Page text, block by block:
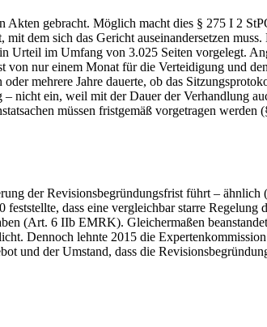
gebracht. Möglich macht dies § 275 I 2
dem sich das Gericht auseinandersetzen
Urteil im Umfang von 3.025 Seiten vorgelegt.
nur einem Monat für die Verteidigung und
mehrere Jahre dauerte, ob das
nicht ein, weil mit der Dauer der Verhandlung
müssen fristgemäß vorgetragen
der Revisionsbegründungsfrist führt –
dass eine vergleichbar starre
(Art. 6 IIb EMRK). Gleichermaßen
Dennoch lehnte 2015 die
und der Umstand, dass die